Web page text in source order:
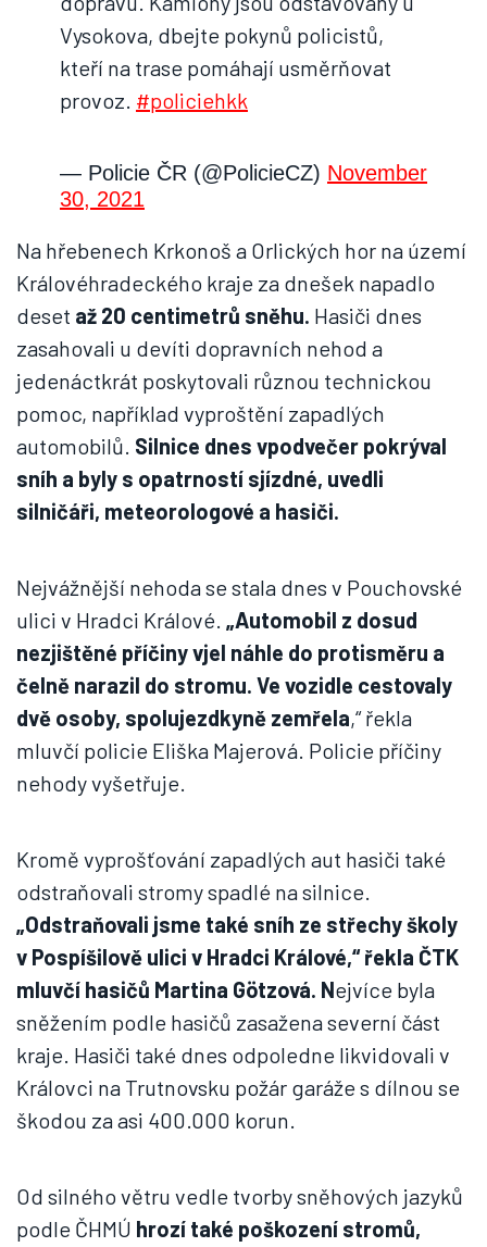
Vysokova, dbejte pokynů policistů,
kteří na trase pomáhají usměrňovat
provoz. #policiehkk
— Policie ČR (@PolicieCZ) November
30, 2021
Na hřebenech Krkonoš a Orlických hor na území
Královéhradeckého kraje za dnešek napadlo
deset až 20 centimetrů sněhu. Hasiči dnes
zasahovali u devíti dopravních nehod a
jedenáctkrát poskytovali různou technickou
pomoc, například vyproštění zapadlých
automobilů. Silnice dnes vpodvečer pokrýval
sníh a byly s opatrností sjízdné, uvedli
silničáři, meteorologové a hasiči.
Nejvážnější nehoda se stala dnes v Pouchovské
ulici v Hradci Králové. „Automobil z dosud
nezjištěné příčiny vjel náhle do protisměru a
čelně narazil do stromu. Ve vozidle cestovaly
dvě osoby, spolujezdkyně zemřela,“ řekla
mluvčí policie Eliška Majerová. Policie příčiny
nehody vyšetřuje.
Kromě vyprošťování zapadlých aut hasiči také
odstraňovali stromy spadlé na silnice.
„Odstraňovali jsme také sníh ze střechy školy
v Pospíšilově ulici v Hradci Králové,“ řekla ČTK
mluvčí hasičů Martina Götzová. Nejvíce byla
sněžením podle hasičů zasažena severní část
kraje. Hasiči také dnes odpoledne likvidovali v
Královci na Trutnovsku požár garáže s dílnou se
škodou za asi 400.000 korun.
Od silného větru vedle tvorby sněhových jazyků
podle ČHMÚ hrozí také poškození stromů,